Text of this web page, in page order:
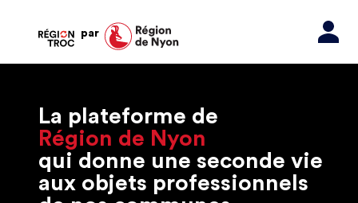
par
La plateforme de
Région de Nyon
qui donne une seconde vie
aux objets professionnels